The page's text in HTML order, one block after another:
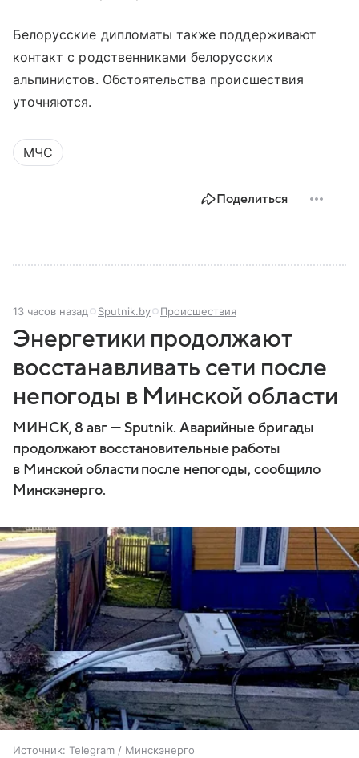
Белорусские дипломаты также поддерживают
контакт с родственниками белорусских
альпинистов. Обстоятельства происшествия
уточняются.
МЧС
Поделиться
13 часов назад Sputnik.by Происшествия
Энергетики продолжают
восстанавливать сети после
непогоды в Минской области
МИНСК, 8 авг — Sputnik. Аварийные бригады
продолжают восстановительные работы
в Минской области после непогоды, сообщило
Минскэнерго.
Источник: Telegram / Минскэнерго